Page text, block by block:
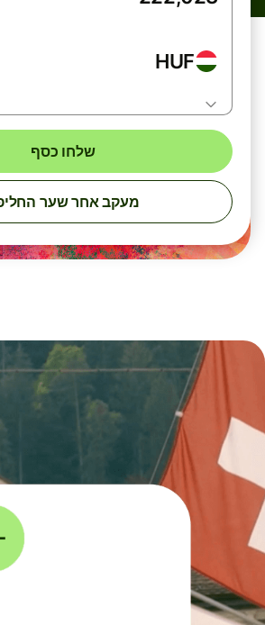
HUF
שלחו כסף
מעקב אחר שער החליפין